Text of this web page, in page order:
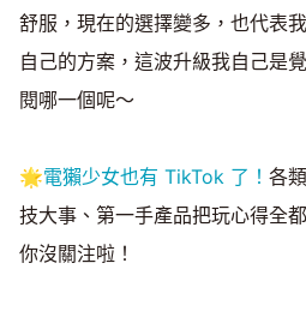
舒服，現在的選擇變多，也代表
自己的方案，這波升級我自己是
閱哪一個呢～
🌟電獺少女也有 TikTok 了！ 各
技大事、第一手產品把玩心得全
你沒關注啦！